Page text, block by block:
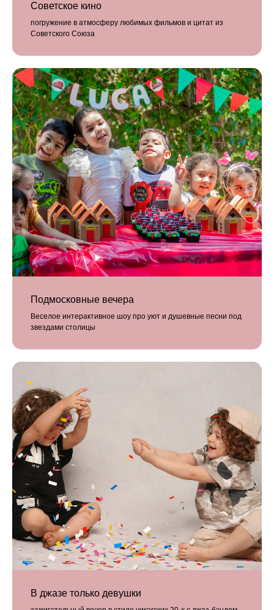
Советское кино
погружение в атмосферу любимых фильмов и цитат из
Советского Союза
Подмосковные вечера
Веселое интерактивное шоу про уют и душевные песни под
звездами столицы
В джазе только девушки